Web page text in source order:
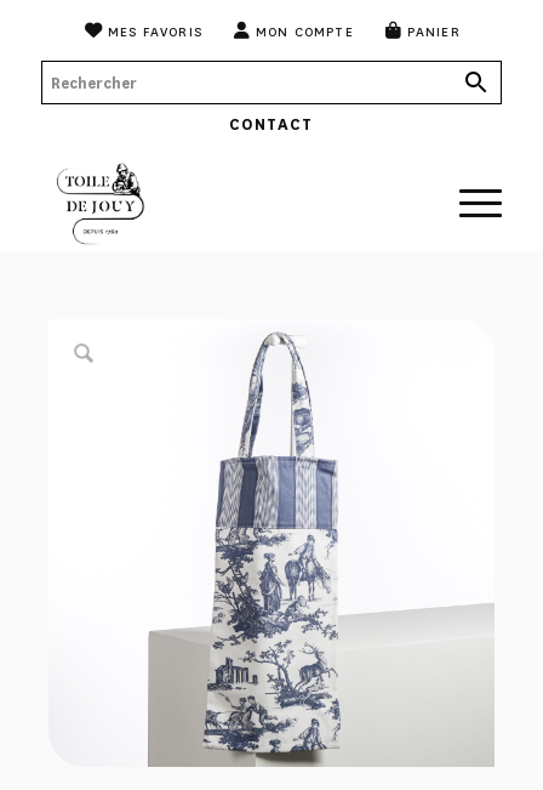
MES FAVORIS MON COMPTE PANIER
CONTACT